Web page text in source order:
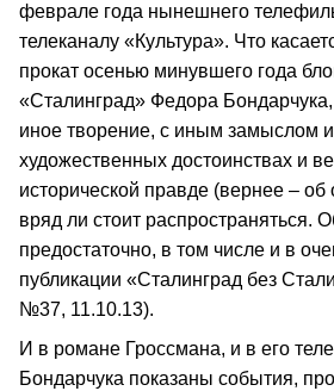
феврале года нынешнего
телеканалу «Культура». Что
прокат осенью минувшего года
«Сталинград» Федора
иное творение, с иным замыслом
художественных достоинствах и
исторической правде (вернее – об
вряд ли стоит распространяться.
предостаточно, в том числе и в
публикации «Сталинград без
№37, 11.10.13).
И в романе Гроссмана, и в его
Бондарчука показаны события,